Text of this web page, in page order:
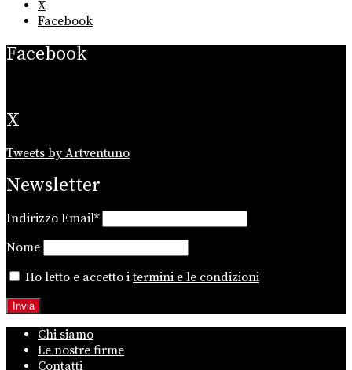
X
Facebook
Facebook
X
Tweets by Artventuno
Newsletter
Indirizzo Email*
Nome
Ho letto e accetto itermini e le condizioni
Chi siamo
Le nostre firme
Contatti